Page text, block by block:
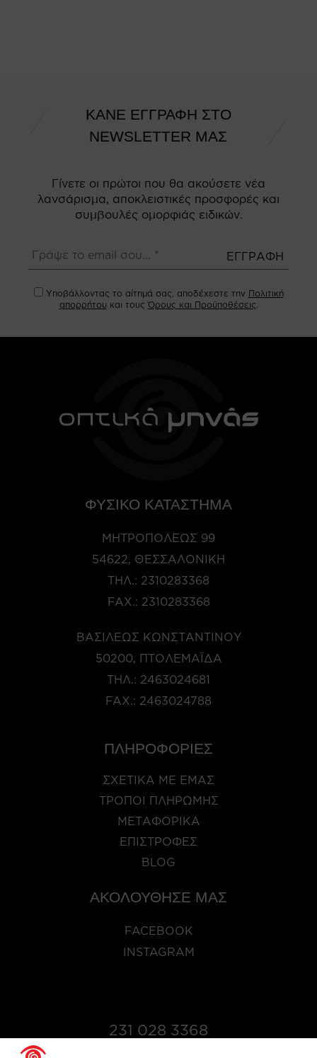
ΚΑΝΕ ΕΓΓΡΑΦΗ ΣΤΟ
NEWSLETTER ΜΑΣ
Γίνετε οι πρώτοι που θα ακούσετε νέα
λανσάρισμα, αποκλειστικές προσφορές και
συμβουλές ομορφιάς ειδικών.
Υποβάλλοντας το αίτημά σας, αποδέχεστε την Πολιτική
απορρήτου και τουςΌρους και Προϋποθέσεις
ΦΥΣΙΚΟ ΚΑΤΑΣΤΗΜΑ
ΜΗΤΡΟΠΌΛΕΩΣ 99
54622, ΘΕΣΣΑΛΟΝΊΚΗ
ΤΗΛ.: 2310283368
FAX.: 2310283368
ΒΑΣΙΛΈΩΣ ΚΩΝΣΤΑΝΤΊΝΟΥ
50200, ΠΤΟΛΕΜΑΪ́ΔΑ
ΤΗΛ.: 2463024681
FAX.: 2463024788
ΠΛΗΡΟΦΟΡΙΕΣ
ΣΧΕΤΙΚΑ ΜΕ ΕΜΑΣ
ΤΡΟΠΟΙ ΠΛΗΡΩΜΗΣ
ΜΕΤΑΦΟΡΙΚΑ
ΕΠΙΣΤΡΟΦΕΣ
BLOG
ΑΚΟΛΟΥΘΗΣΕ ΜΑΣ
FACEBOOK
INSTAGRAM
231 028 3368